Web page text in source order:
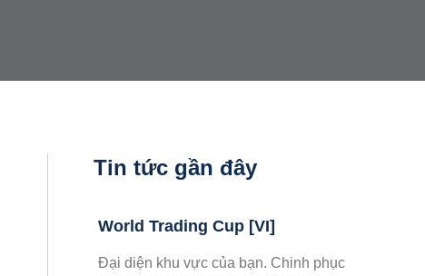
Tin tức gần đây
World Trading Cup [VI]
Đại diện khu vực của bạn. Chinh phục